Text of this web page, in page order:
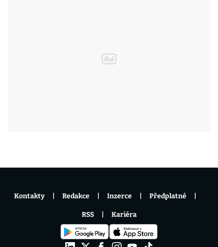
Kontakty Redakce Inzerce Předplatné
RSS Kariéra